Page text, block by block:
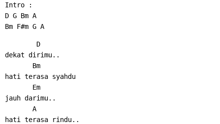
Intro :
D G Bm A
Bm F#m G A
        D
dekat dirimu..
       Bm
hati terasa syahdu
       Em
jauh darimu..
       A
hati terasa rindu..